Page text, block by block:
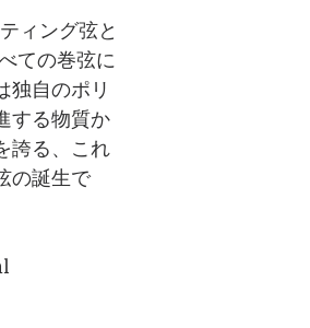
ィング弦と
ての巻弦に
独自のポリ
する物質か
誇る、これ
の誕生で